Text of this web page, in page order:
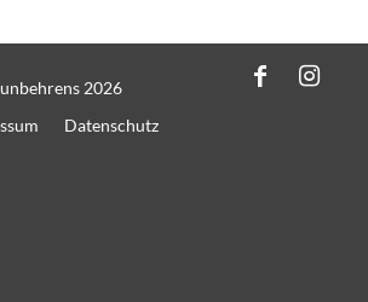
2026
Datenschutz